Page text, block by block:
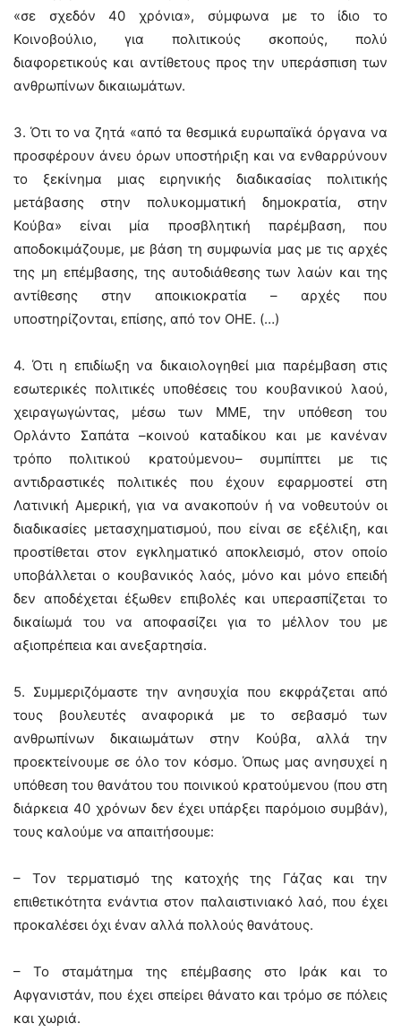
«σε σχεδόν 40 χρόνια», σύμφωνα με το ίδιο το
Κοινοβούλιο, για πολιτικούς σκοπούς, πολύ
διαφορετικούς και αντίθετους προς την υπεράσπιση των
ανθρωπίνων δικαιωμάτων.
3. Ότι το να ζητά «από τα θεσμικά ευρωπαϊκά όργανα να
προσφέρουν άνευ όρων υποστήριξη και να ενθαρρύνουν
το ξεκίνημα μιας ειρηνικής διαδικασίας πολιτικής
μετάβασης στην πολυκομματική δημοκρατία, στην
Κούβα» είναι μία προσβλητική παρέμβαση, που
αποδοκιμάζουμε, με βάση τη συμφωνία μας με τις αρχές
της μη επέμβασης, της αυτοδιάθεσης των λαών και της
αντίθεσης στην αποικιοκρατία – αρχές που
υποστηρίζονται, επίσης, από τον ΟΗΕ. (…)
4. Ότι η επιδίωξη να δικαιολογηθεί μια παρέμβαση στις
εσωτερικές πολιτικές υποθέσεις του κουβανικού λαού,
χειραγωγώντας, μέσω των ΜΜΕ, την υπόθεση του
Ορλάντο Σαπάτα –κοινού καταδίκου και με κανέναν
τρόπο πολιτικού κρατούμενου– συμπίπτει με τις
αντιδραστικές πολιτικές που έχουν εφαρμοστεί στη
Λατινική Αμερική, για να ανακοπούν ή να νοθευτούν οι
διαδικασίες μετασχηματισμού, που είναι σε εξέλιξη, και
προστίθεται στον εγκληματικό αποκλεισμό, στον οποίο
υποβάλλεται ο κουβανικός λαός, μόνο και μόνο επειδή
δεν αποδέχεται έξωθεν επιβολές και υπερασπίζεται το
δικαίωμά του να αποφασίζει για το μέλλον του με
αξιοπρέπεια και ανεξαρτησία.
5. Συμμεριζόμαστε την ανησυχία που εκφράζεται από
τους βουλευτές αναφορικά με το σεβασμό των
ανθρωπίνων δικαιωμάτων στην Κούβα, αλλά την
προεκτείνουμε σε όλο τον κόσμο. Όπως μας ανησυχεί η
υπόθεση του θανάτου του ποινικού κρατούμενου (που στη
διάρκεια 40 χρόνων δεν έχει υπάρξει παρόμοιο συμβάν),
τους καλούμε να απαιτήσουμε:
– Τον τερματισμό της κατοχής της Γάζας και την
επιθετικότητα ενάντια στον παλαιστινιακό λαό, που έχει
προκαλέσει όχι έναν αλλά πολλούς θανάτους.
– Το σταμάτημα της επέμβασης στο Ιράκ και το
Αφγανιστάν, που έχει σπείρει θάνατο και τρόμο σε πόλεις
και χωριά.